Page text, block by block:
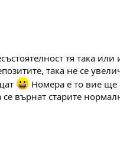
тя така
така не се
Номера е то вие
върнат старите